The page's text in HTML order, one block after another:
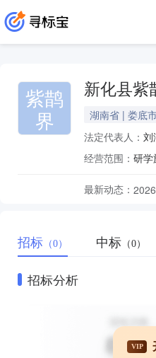
紫鹊
界
新化县紫
湖南省 | 娄底
法定代表人： 刘
经营范围：
最新动态：
招标 （0） 中标 （0）
招标分析
VIP